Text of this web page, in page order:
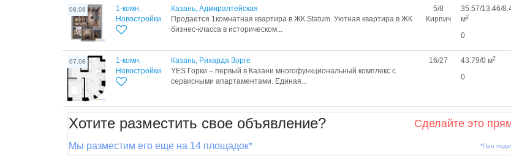
08.08
1-комн.
Новостройки
Казань, Адмиралтейская
Продается 1комнатная квартира в ЖК Statum. Уютная квартира в ЖК
бизнес-класса в историческом...
5/8
Кирпич
35.57/13.46/
м2
0
07.08
1-комн.
Новостройки
Казань, Рихарда Зорге
YES Горки – первый в Казани многофункциональный комплекс с
сервисными апартаментами. Единая...
16/27 43.79/0 м2
0
Хотите разместить свое объявление?
Мы разместим его еще на 14 площадок*
Сделайте это
*При